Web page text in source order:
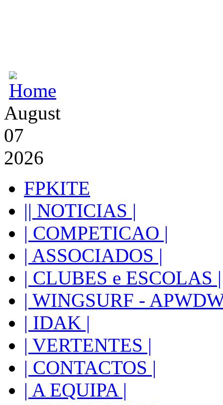
August
07
2026
FPKITE
|| NOTICIAS |
| COMPETICAO |
| ASSOCIADOS |
| CLUBES e ESCOLAS |
| WINGSURF -
| IDAK |
| VERTENTES |
| CONTACTOS |
| A EQUIPA |